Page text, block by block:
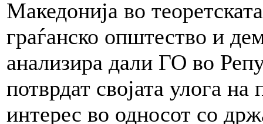
Македонија во
граѓанско општество и
анализира дали ГО во
потврдат својата улога
интерес во односот со